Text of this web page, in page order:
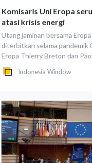
Komisaris Uni Eropa
atasi krisis energi
Utang jaminan bersama
diterbitkan selama pandemik
Eropa Thierry Breton dan
Indonesia Window